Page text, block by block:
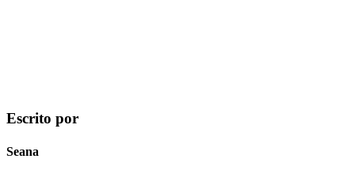
Escrito por
Seana